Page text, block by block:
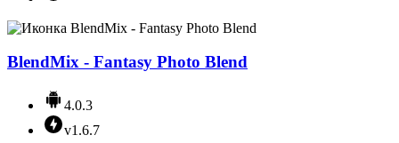
BlendMix - Fantasy Photo Blend
4.0.3
v1.6.7